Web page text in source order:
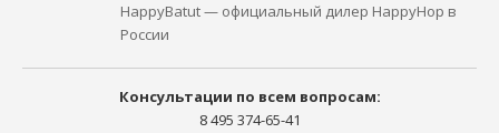
HappyBatut — официальный дилер HappyHop в
России
Консультации по всем вопросам:
8 495 374-65-41